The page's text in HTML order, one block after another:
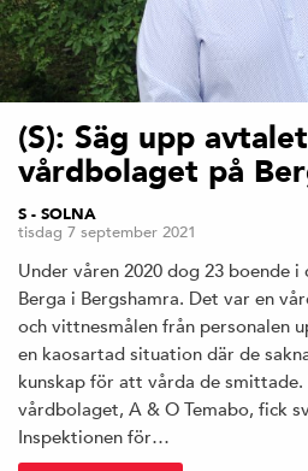
(S): Säg upp
vårdbolaget på
S - SOLNA
tisdag 7 september 2021
Under våren 2020 dog 23 boende
Berga i Bergshamra. Det var en
och vittnesmålen från personalen
en kaosartad situation där de
kunskap för att vårda de smittade.
vårdbolaget, A & O Temabo, fick
Inspektionen för…